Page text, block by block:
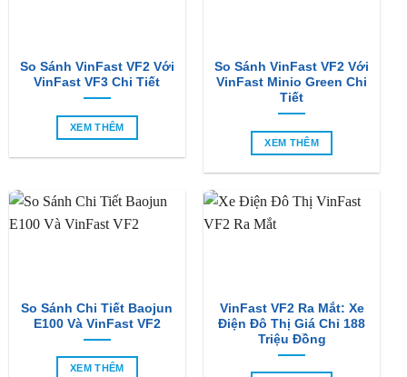
So Sánh VinFast VF2 Với
VinFast VF3 Chi Tiết
XEM THÊM
So Sánh VinFast VF2 Với
VinFast Minio Green Chi
Tiết
XEM THÊM
So Sánh Chi Tiết Baojun
E100 Và VinFast VF2
XEM THÊM
VinFast VF2 Ra Mắt: Xe
Điện Đô Thị Giá Chỉ 188
Triệu Đồng